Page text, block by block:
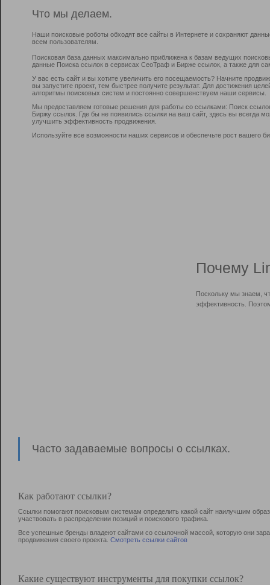
Что мы делаем.
Наши поисковые роботы обходят все сайты в Интернете и сохраняют
всем пользователям.
Поисковая база данных максимально приближена к базам ведущих
данные Поиска ссылок в сервисах СеоТраф и Бирже ссылок, а также для
У вас есть сайт и вы хотите увеличить его посещаемость? Начните
вы запустите проект, тем быстрее получите результат. Для достижения
алгоритмы поисковых систем и постоянно совершенствуем наши сервисы.
Мы предоставляем готовые решения для работы со ссылками: Поиск
Биржу ссылок. Где бы не появились ссылки на ваш сайт, здесь вы всегда
улучшить эффективность продвижения.
Используйте все возможности наших сервисов и обеспечьте рост вашего
Почему
Поскольку мы знаем,
эффективность.
Часто задаваемые вопросы о ссылках.
Как работают ссылки?
Ссылки помогают поисковым системам определить какой сайт наилучшим
участвовать в раcпределении позиций и поискового трафика.
Все успешные бренды владеют сайтами со ссылочной массой, которую они
продвижения своего проекта. Смотреть ссылки сайтов
Какие существуют инструменты для покупки ссылок?